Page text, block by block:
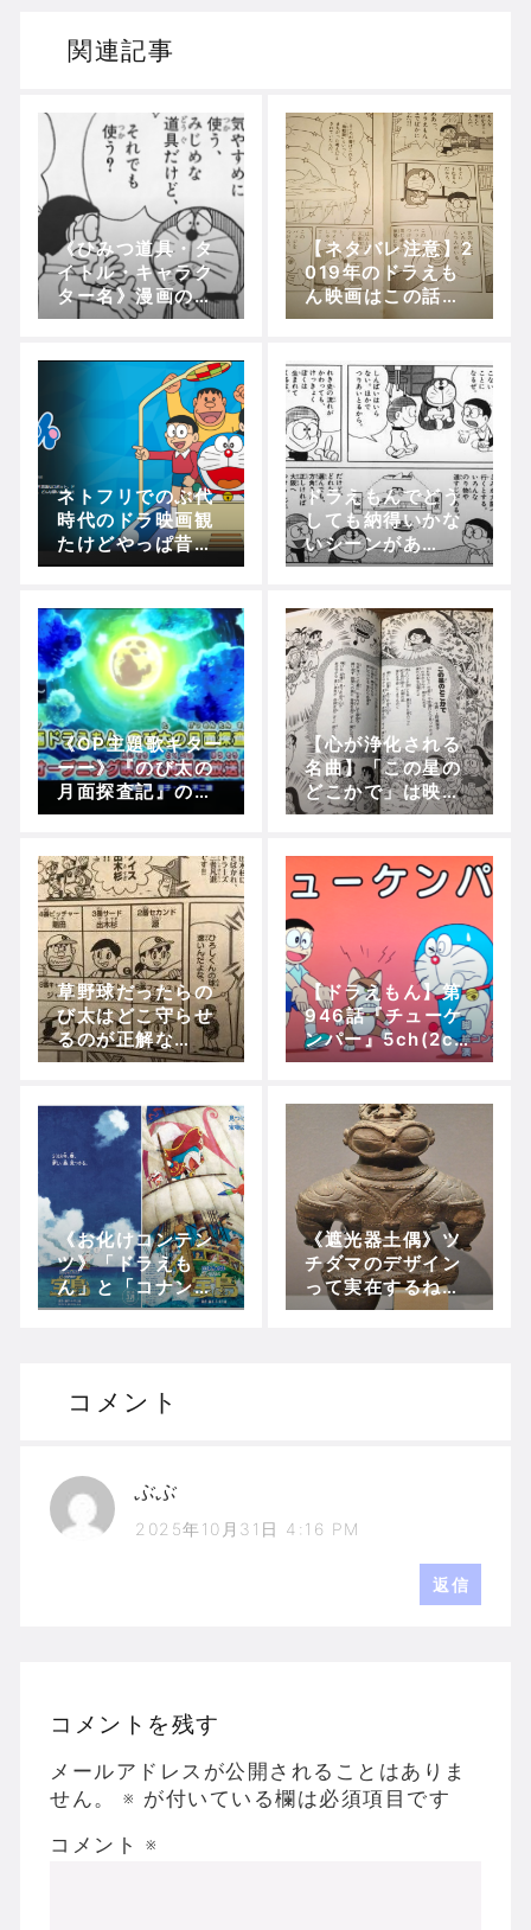
ドラゴンクエスト３の思い出
Powered by livedoor 相互RSS
関連記事
《ひみつ道具・タ
イトル・キャラク
ター名》漫画の一
コマでドラえもん
【ネタバレ注意】2
019年のドラえも
ん映画はこの話が
元になりそう！！
ネトフリでのぶ代
時代のドラ映画観
たけどやっぱ昔の
はいいな【Netfli
ドラえもんでどう
しても納得いかな
いシーンがあ
る！！！【アニ
《OP主題歌キター
ーー》『のび太の
月面探査記』のオ
ープニング映像を
グにて公開！(3月
15日放送時)
【心が浄化される
名曲】「この星の
どこかで」は映画
ドラえもん屈指の
曲！！
草野球だったらの
び太はどこ守らせ
るのが正解な
ん？？？
【ドラえもん】第
946話『チューケ
ンパー』5ch(2c
h)の実況、ツッコ
《お化けコンテン
ツ》「ドラえも
ん」と「コナン」
映画が外さない理
《遮光器土偶》ツ
チダマのデザイン
って実在するねん
な！！(のび太の日
コメント
ぶぶ
2025年10月31日 4:16 PM
返信
コメントを残す
メールアドレスが公開されることはありま
せん。
※ が付いている欄は必須項目です
コメント ※